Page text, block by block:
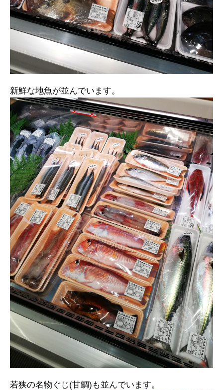
新鮮な地魚が並んでいます。
若狭の名物ぐじ(甘鯛)も並んでいます。